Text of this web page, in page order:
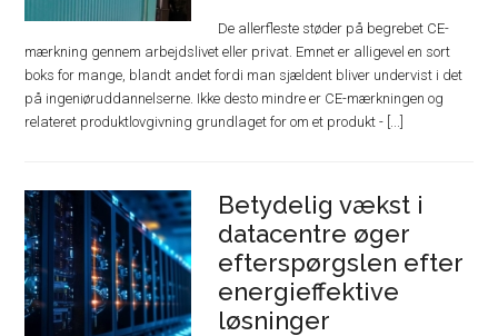
De allerfleste støder på begrebet CE-
mærkning gennem arbejdslivet eller privat. Emnet er alligevel en sort
boks for mange, blandt andet fordi man sjældent bliver undervist i det
på ingeniøruddannelserne. Ikke desto mindre er CE-mærkningen og
relateret produktlovgivning grundlaget for om et produkt - [...]
Betydelig vækst i
datacentre øger
efterspørgslen efter
energieffektive
løsninger